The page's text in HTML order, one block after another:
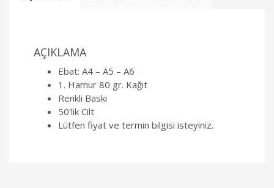
AÇIKLAMA
Ebat: A4 – A5 – A6
1. Hamur 80 gr. Kağıt
Renkli Baskı
50’lik Cilt
Lütfen fiyat ve termin bilgisi isteyiniz.